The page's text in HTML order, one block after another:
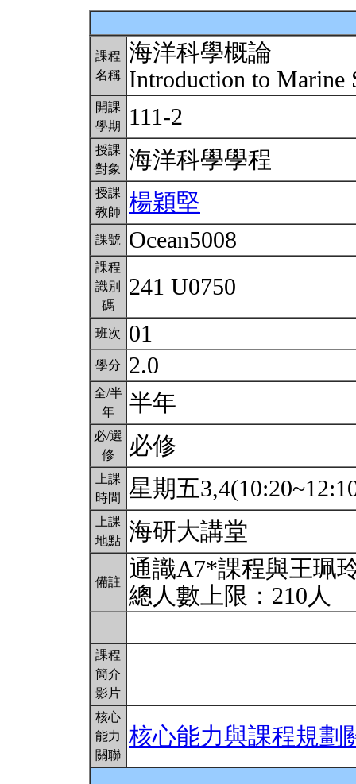
課程
名稱
海洋科學概論
Introduction to Marine
開課
學期
111-2
授課
對象
海洋科學學程
授課
教師
楊穎堅
課號 Ocean5008
課程
識別
碼
241 U0750
班次 01
學分 2.0
全/半
年
半年
必/選
修
必修
上課
時間
星期五
上課
地點 海研大講堂
備註
通識A7*課程與王珮
總人數上限：210人
課程
簡介
影片
核心
能力
關聯
核心能力與課程規劃